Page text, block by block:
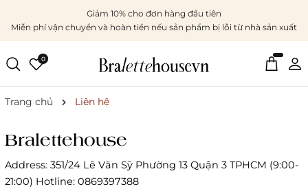
Giảm 10% cho đơn hàng đầu tiên
Miễn phí vận chuyển và hoàn tiền nếu sản phẩm bị lỗi từ nhà sản xuất
0
Trang chủ Liên hệ
Bralettehouse
Address: 351/24 Lê Văn Sỹ Phường 13 Quận 3 TPHCM (9:00-
21:00) Hotline: 0869397388